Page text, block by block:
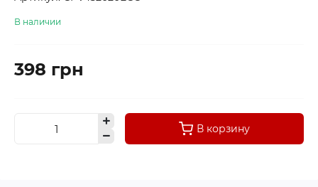
В наличии
398 грн
В корзину